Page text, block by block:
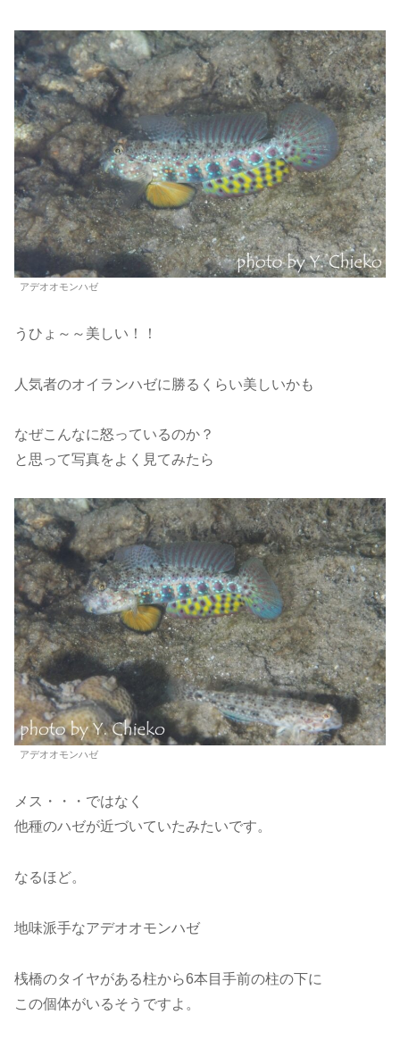
アデオオモンハゼ
うひょ～～美しい！！
人気者のオイランハゼに勝るくらい美しいかも
なぜこんなに怒っているのか？
と思って写真をよく見てみたら
アデオオモンハゼ
メス・・・ではなく
他種のハゼが近づいていたみたいです。
なるほど。
地味派手なアデオオモンハゼ
桟橋のタイヤがある柱から6本目手前の柱の下に
この個体がいるそうですよ。